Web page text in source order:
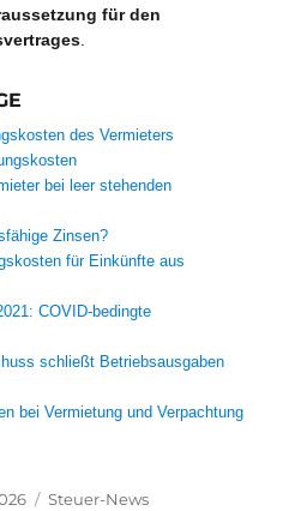
für den
des Vermieters
bei leer stehenden
Zinsen?
für Einkünfte aus
COVID-bedingte
schließt Betriebsausgaben
bei Vermietung und Verpachtung
Kategorien
Steuer-News